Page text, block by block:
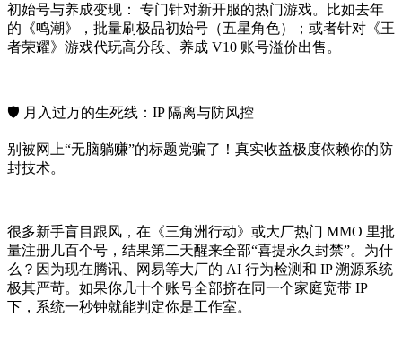
初始号与养成变现： 专门针对新开服的热门游戏。比如去年
的《鸣潮》，批量刷极品初始号（五星角色）；或者针对《王
者荣耀》游戏代玩高分段、养成 V10 账号溢价出售。
🛡️ 月入过万的生死线：IP 隔离与防风控
别被网上“无脑躺赚”的标题党骗了！真实收益极度依赖你的防
封技术。
很多新手盲目跟风，在《三角洲行动》或大厂热门 MMO 里批
量注册几百个号，结果第二天醒来全部“喜提永久封禁”。为什
么？因为现在腾讯、网易等大厂的 AI 行为检测和 IP 溯源系统
极其严苛。如果你几十个账号全部挤在同一个家庭宽带 IP
下，系统一秒钟就能判定你是工作室。